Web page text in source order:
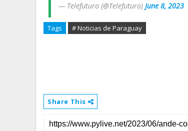
— Telefuturo (@Telefuturo) June 8, 2023
Tags # Noticias de Paraguay
Share This